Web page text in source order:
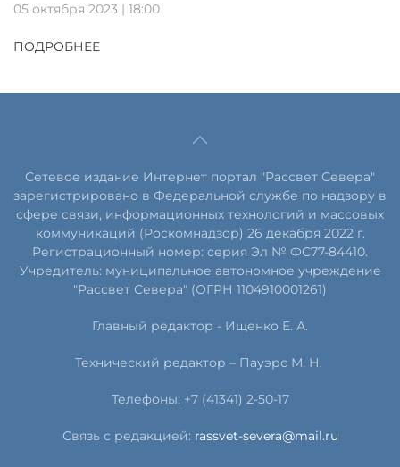
05 октября 2023 | 18:00
ПОДРОБНЕЕ
Сетевое издание Интернет портал "Рассвет Севера"
зарегистрировано в Федеральной службе по надзору в
сфере связи, информационных технологий и массовых
коммуникаций (Роскомнадзор) 26 декабря 2022 г.
Регистрационный номер: серия Эл № ФС77-84410.
Учредитель: муниципальное автономное учреждение
"Рассвет Севера" (ОГРН 1104910001261)
Главный редактор - Ищенко Е. А.
Технический редактор – Пауэрс М. Н.
Телефоны: +7 (41341) 2-50-17
Связь с редакцией: rassvet-severa@mail.ru